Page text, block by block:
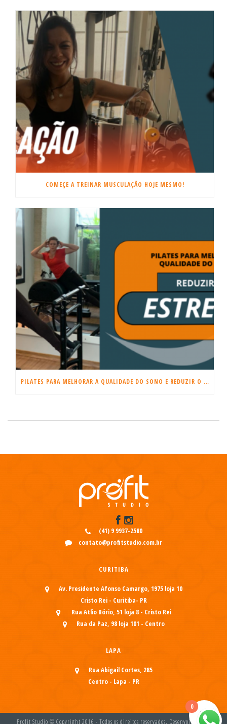
COMEÇE A TREINAR MUSCULAÇÃO HOJE MESMO!
PILATES PARA MELHORAR A QUALIDADE DO SONO E REDUZIR O ESTRESSE
(41) 9 9937-2580
contato@profitstudio.com.br
CURITIBA
Av. Presidente Afonso Camargo, 1975 loja 10
Cristo Rei - Curitiba- PR
Rua Atlio Bório, 51 loja 8 - Cristo Rei
Rua da Paz, 98 loja 101 - Centro
LAPA
Rua Abigail Cortes, 285
Centro - Lapa - PR
Profit Studio © Copyright 2016 - Todos os direitos reservados. Desenvolvido por
0